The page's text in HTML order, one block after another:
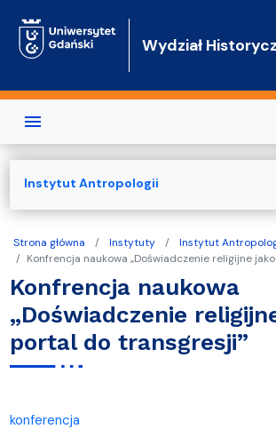
Wydział
Strona główna Instytuty Instytut
Konfrencja naukowa „Doświadczenie religijne
Konfrencja naukowa
„Doświadczenie
portal do transgresji”
konferencja
Instytut Antropologii